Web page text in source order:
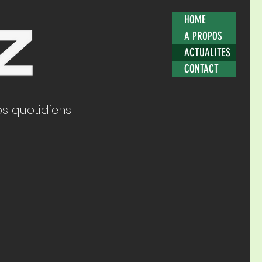
HOME
A PROPOS
ACTUALITES
CONTACT
quotidiens